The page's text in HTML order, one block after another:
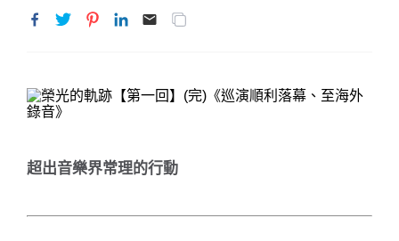
超出音樂界常理的行動